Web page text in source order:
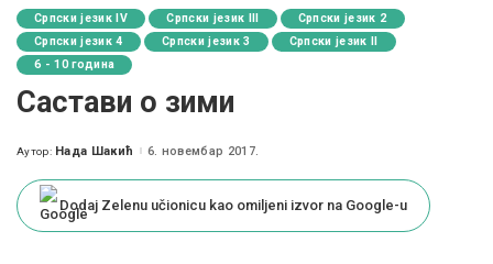
Српски језик IV Српски језик III
Српски језик 2
Српски језик 4
Српски језик 3
Српски језик II
6 - 10 година
Састави о зими
Posted
Аутор: Нада Шакић 6. новембар 2017.
Dodaj Zelenu učionicu kao omiljeni izvor na Google-u